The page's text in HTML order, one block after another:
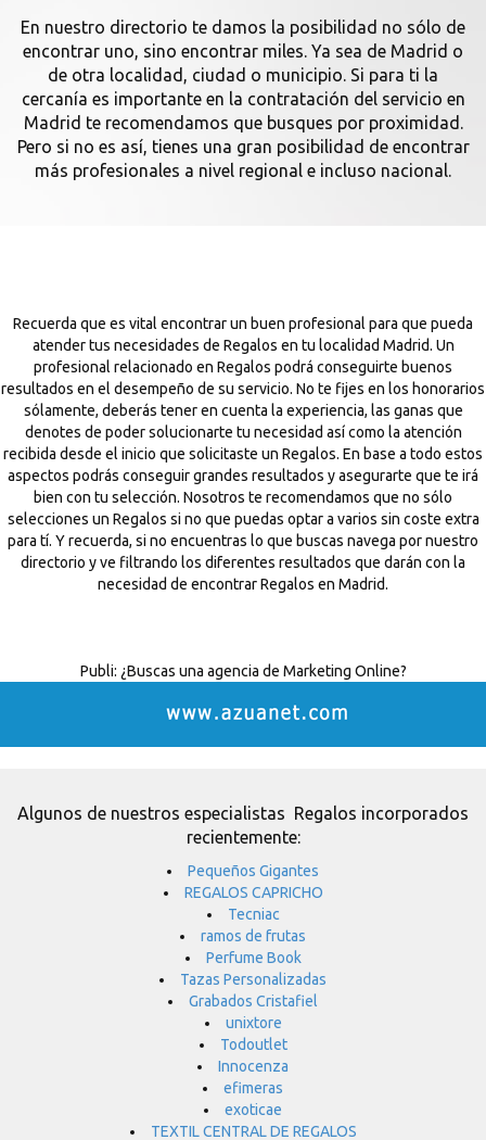
En nuestro directorio te damos la posibilidad no sólo de
encontrar uno, sino encontrar miles. Ya sea de Madrid o
de otra localidad, ciudad o municipio. Si para ti la
cercanía es importante en la contratación del servicio en
Madrid te recomendamos que busques por proximidad.
Pero si no es así, tienes una gran posibilidad de encontrar
más profesionales a nivel regional e incluso nacional.
Recuerda que es vital encontrar un buen profesional para que pueda
atender tus necesidades de Regalos en tu localidad Madrid. Un
profesional relacionado en Regalos podrá conseguirte buenos
resultados en el desempeño de su servicio. No te fijes en los honorarios
sólamente, deberás tener en cuenta la experiencia, las ganas que
denotes de poder solucionarte tu necesidad así como la atención
recibida desde el inicio que solicitaste un Regalos. En base a todo estos
aspectos podrás conseguir grandes resultados y asegurarte que te irá
bien con tu selección. Nosotros te recomendamos que no sólo
selecciones un Regalos si no que puedas optar a varios sin coste extra
para tí. Y recuerda, si no encuentras lo que buscas navega por nuestro
directorio y ve filtrando los diferentes resultados que darán con la
necesidad de encontrar Regalos en Madrid.
Publi: ¿Buscas una agencia de Marketing Online?
Algunos de nuestros especialistas Regalos incorporados
recientemente:
Pequeños Gigantes
REGALOS CAPRICHO
Tecniac
ramos de frutas
Perfume Book
Tazas Personalizadas
Grabados Cristafiel
unixtore
Todoutlet
Innocenza
efimeras
exoticae
TEXTIL CENTRAL DE REGALOS